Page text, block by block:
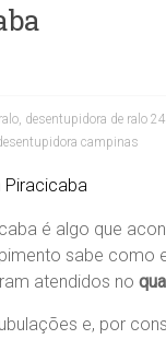
, desentupidora de ralo
campinas
é algo que
sabe como
atendidos no
e, por